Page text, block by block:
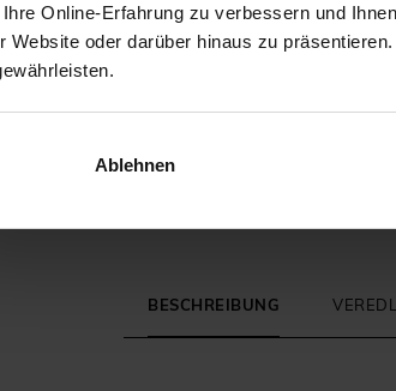
Ihre Online-Erfahrung zu verbessern und
Website oder darüber hinaus zu
Ablehnen
Sitzplan Hochzeit
BESCHREIBUNG